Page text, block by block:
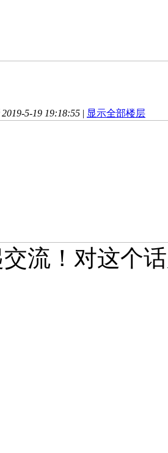
5-19 19:18:55 | 显示全部楼层
流！对这个